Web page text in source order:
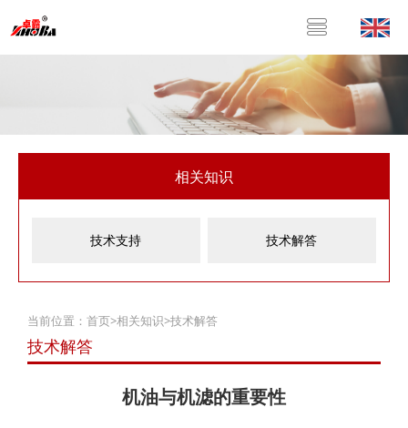
相关知识
技术支持 技术解答
当前位置： 首页>相关知识>技术解答
技术解答
机油与机滤的重要性